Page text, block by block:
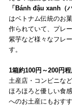
「Bánh đậu xanh（
はベトナム伝統のお
作られていて、プレ
紫芋など様々なフレ
す。
1箱約100円～200円
土産店・コンビニな
ほろほろと優しい食
へのお土産にもおす